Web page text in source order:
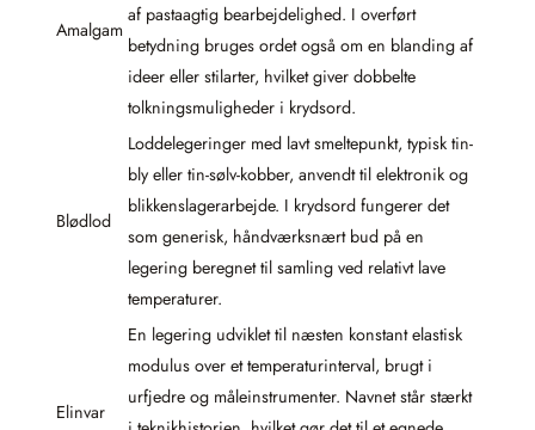
Amalgam
af pastaagtig bearbejdelighed. I overført
betydning bruges ordet også om en blanding af
ideer eller stilarter, hvilket giver dobbelte
tolkningsmuligheder i krydsord.
Blødlod
Loddelegeringer med lavt smeltepunkt, typisk tin-
bly eller tin-sølv-kobber, anvendt til elektronik og
blikkenslagerarbejde. I krydsord fungerer det
som generisk, håndværksnært bud på en
legering beregnet til samling ved relativt lave
temperaturer.
Elinvar
En legering udviklet til næsten konstant elastisk
modulus over et temperaturinterval, brugt i
urfjedre og måleinstrumenter. Navnet står stærkt